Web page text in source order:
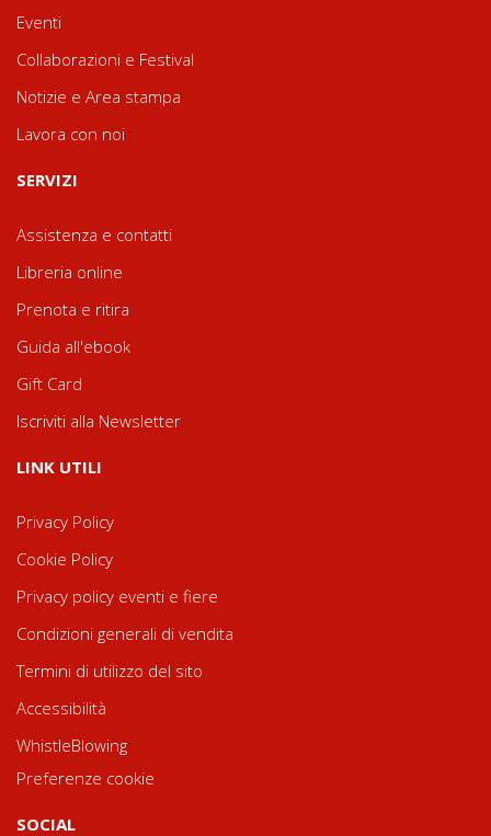
Eventi
Collaborazioni e Festival
Notizie e Area stampa
Lavora con noi
SERVIZI
Assistenza e contatti
Libreria online
Prenota e ritira
Guida all'ebook
Gift Card
Iscriviti alla Newsletter
LINK UTILI
Privacy Policy
Cookie Policy
Privacy policy eventi e fiere
Condizioni generali di vendita
Termini di utilizzo del sito
Accessibilità
WhistleBlowing
Preferenze cookie
SOCIAL